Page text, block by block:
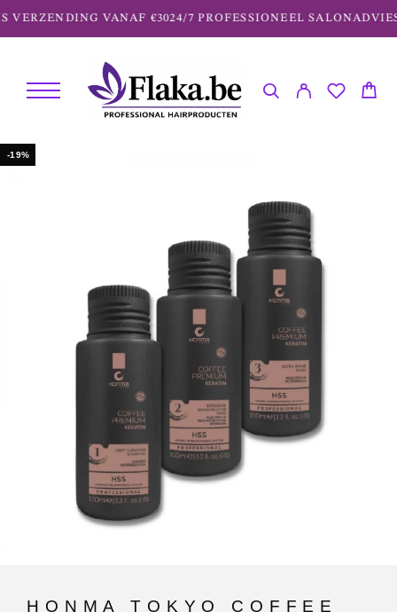
VERZENDING VANAF €3024/7 PROFESSIONEEL SALONADVIES
-19%
HONMA TOKYO COFFEE